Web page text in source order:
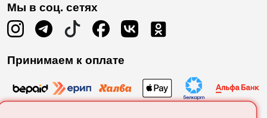
Мы в соц. сетях
Принимаем к оплате